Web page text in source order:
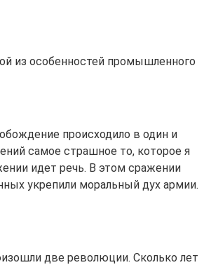
из особенностей промышленного
происходило в один и
самое страшное то, которое я
идет речь. В этом сражении
укрепили моральный дух армии.
две революции. Сколько лет